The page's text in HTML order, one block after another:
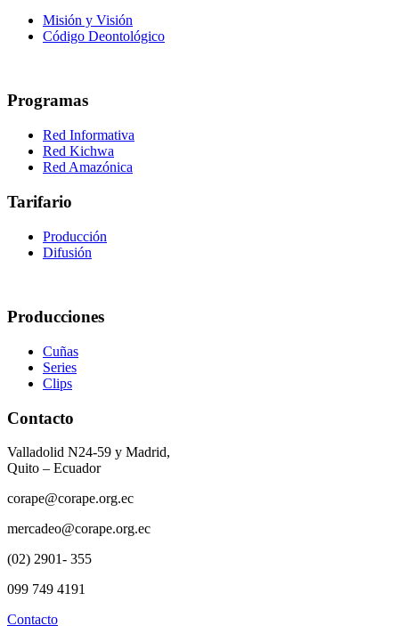
Misión y Visión
Código Deontológico
Programas
Red Informativa
Red Kichwa
Red Amazónica
Tarifario
Producción
Difusión
Producciones
Cuñas
Series
Clips
Contacto
Valladolid N24-59 y Madrid,
Quito – Ecuador
corape@corape.org.ec
mercadeo@corape.org.ec
(02) 2901- 355
099 749 4191
Contacto